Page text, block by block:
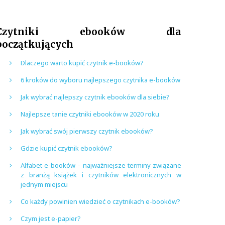
ebooków dla
Dlaczego warto kupić czytnik e-booków?
6 kroków do wyboru najlepszego czytnika e-booków
Jak wybrać najlepszy czytnik ebooków dla siebie?
Najlepsze tanie czytniki ebooków w 2020 roku
Jak wybrać swój pierwszy czytnik ebooków?
Gdzie kupić czytnik ebooków?
Alfabet e-booków – najważniejsze terminy związane
z branżą książek i czytników elektronicznych w
jednym miejscu
Co każdy powinien wiedzieć o czytnikach e-booków?
Czym jest e-papier?